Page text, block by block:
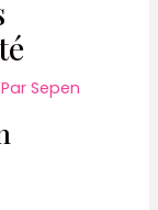
Sepen